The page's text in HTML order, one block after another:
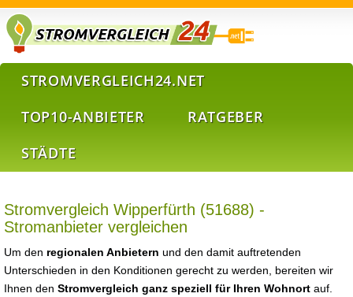
STROMVERGLEICH24.NET
TOP10-ANBIETER
RATGEBER
STÄDTE
Stromvergleich Wipperfürth (51688) -
Stromanbieter vergleichen
Um den regionalen Anbietern und den damit auftretenden
Unterschieden in den Konditionen gerecht zu werden, bereiten wir
Ihnen den Stromvergleich ganz speziell für Ihren Wohnort auf.